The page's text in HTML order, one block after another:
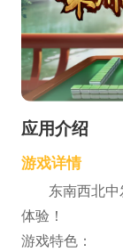
应用介绍
游戏详情
东南西北
体验！
游戏特色：